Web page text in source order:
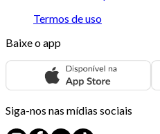
Termos de uso
Baixe o app
Siga-nos nas mídias sociais